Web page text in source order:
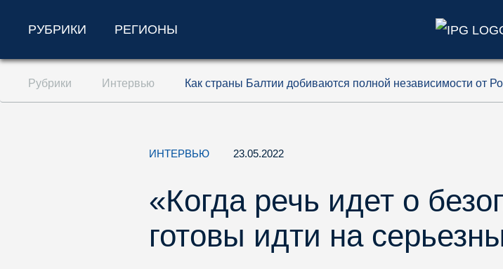
Перейти к содержанию (ключ доступа '1')
Перейти к поиску (ключ доступа '2')
РУБРИКИ РЕГИОНЫ
Рубрики Интервью Как страны Балтии добиваются полной независимости от
ИНТЕРВЬЮ 23.05.2022
«Когда речь идет о
готовы идти на